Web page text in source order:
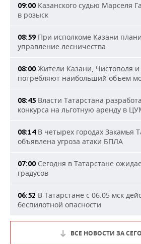
09:00 Казанского судью Марселя
в розыск
08:59 При исполкоме Казани
управление лесничества
08:00 Жители Казани, Чистополя и
потребляют наибольший объем
08:45 Власти Татарстана
конкурса на льготную аренду в
08:14В четырех городах Закамья
объявлена угроза атаки БПЛА
07:00 Сегодня в Татарстане
градусов
06:52 В Татарстане с 06.05 мск
беспилотной опасности
ВСЕ НОВОСТИ ЗА